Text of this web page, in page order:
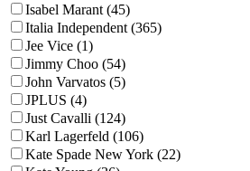
Isabel Marant (45)
Italia Independent (365)
Jee Vice (1)
Jimmy Choo (54)
John Varvatos (5)
JPLUS (4)
Just Cavalli (124)
Karl Lagerfeld (106)
Kate Spade New York (22)